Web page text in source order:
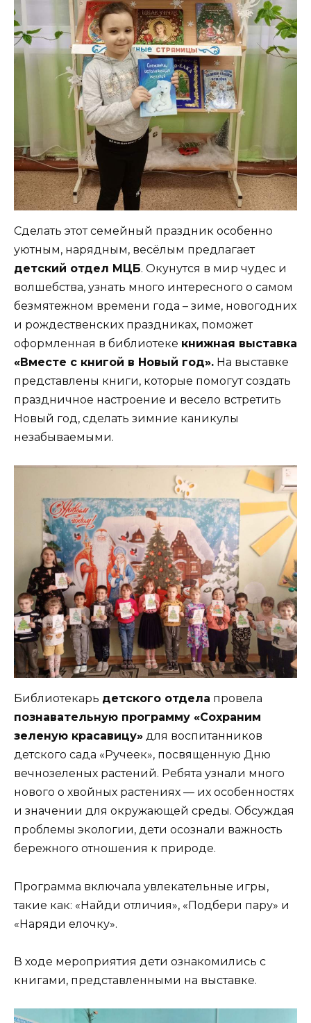
Сделать этот семейный праздник особенно
уютным, нарядным, весёлым предлагает
детский отдел МЦБ. Окунутся в мир чудес и
волшебства, узнать много интересного о самом
безмятежном времени года – зиме, новогодних
и рождественских праздниках, поможет
оформленная в библиотеке книжная выставка
«Вместе с книгой в Новый год». На выставке
представлены книги, которые помогут создать
праздничное настроение и весело встретить
Новый год, сделать зимние каникулы
незабываемыми.
Библиотекарь детского отдела провела
познавательную программу «Сохраним
зеленую красавицу» для воспитанников
детского сада «Ручеек», посвященную Дню
вечнозеленых растений. Ребята узнали много
нового о хвойных растениях — их особенностях
и значении для окружающей среды. Обсуждая
проблемы экологии, дети осознали важность
бережного отношения к природе.
Программа включала увлекательные игры,
такие как: «Найди отличия», «Подбери пару» и
«Наряди елочку».
В ходе мероприятия дети ознакомились с
книгами, представленными на выставке.